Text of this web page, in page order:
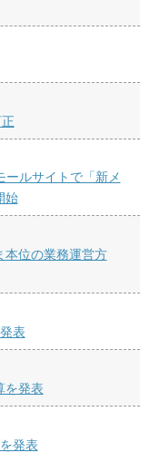
ールサイトで「新メ
始
本位の業務運営方
表
を発表
発表